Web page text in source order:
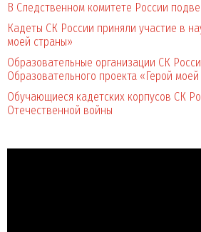
В Следственном комитете России
Кадеты СК России приняли участие в
моей страны»
Образовательные организации СК
Образовательного проекта «Герой
Обучающиеся кадетских корпусов СК
Отечественной войны